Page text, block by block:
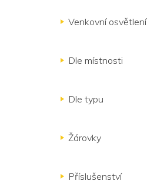
Venkovní osvětlení
Dle místnosti
Dle typu
Žárovky
Příslušenství